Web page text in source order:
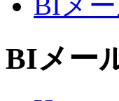
BIメー